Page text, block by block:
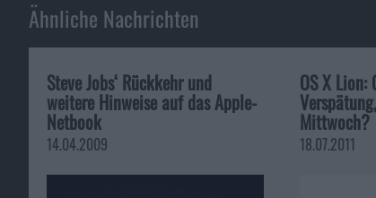
Ähnliche Nachrichten
Steve Jobs‘ Rückkehr und
weitere Hinweise auf das Apple-
Netbook
14.04.2009
OS X
Mittwoch?
18.07.2011